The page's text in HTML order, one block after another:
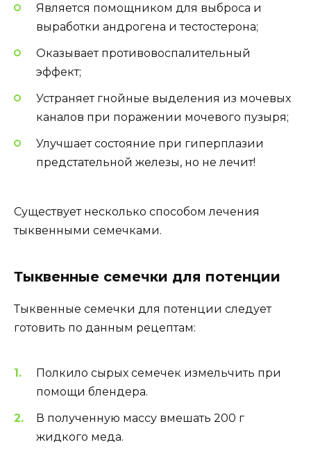
Является помощником для выброса и
выработки андрогена и тестостерона;
Оказывает противовоспалительный
эффект;
Устраняет гнойные выделения из мочевых
каналов при поражении мочевого пузыря;
Улучшает состояние при гиперплазии
предстательной железы, но не лечит!
Существует несколько способом лечения
тыквенными семечками.
Тыквенные семечки для потенции
Тыквенные семечки для потенции следует
готовить по данным рецептам:
Полкило сырых семечек измельчить при
помощи блендера.
В полученную массу вмешать 200 г
жидкого меда.